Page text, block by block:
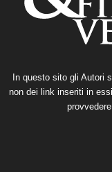
In questo sito gli Autori
non dei link inseriti in